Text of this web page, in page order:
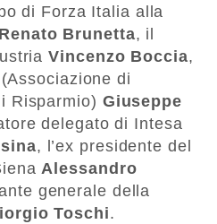
di Forza Italia alla
Renato Brunetta, il
Vincenzo Boccia,
di
Risparmio) Giuseppe
delegato di Intesa
, l’ex presidente del
Alessandro
generale della
Toschi.